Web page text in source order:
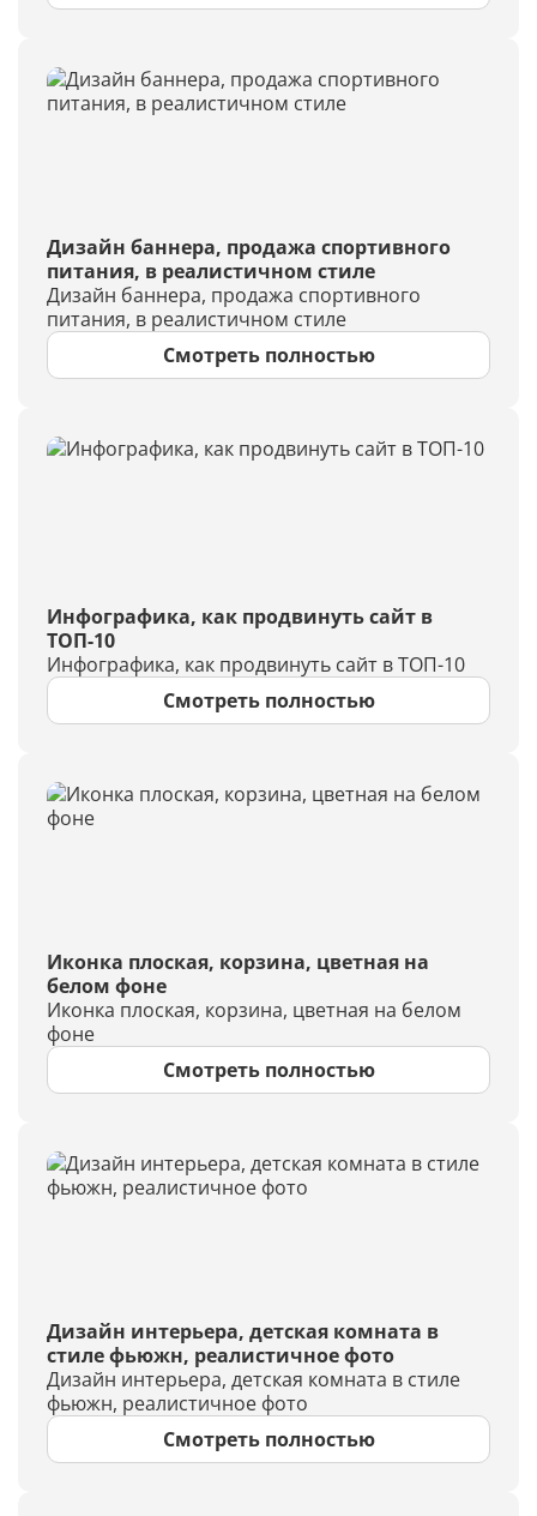
Дизайн баннера, продажа спортивного
питания, в реалистичном стиле
Дизайн баннера, продажа спортивного
питания, в реалистичном стиле
Смотреть полностью
Инфографика, как продвинуть сайт в
ТОП-10
Инфографика, как продвинуть сайт в ТОП-10
Смотреть полностью
Иконка плоская, корзина, цветная на
белом фоне
Иконка плоская, корзина, цветная на белом
фоне
Смотреть полностью
Дизайн интерьера, детская комната в
стиле фьюжн, реалистичное фото
Дизайн интерьера, детская комната в стиле
фьюжн, реалистичное фото
Смотреть полностью